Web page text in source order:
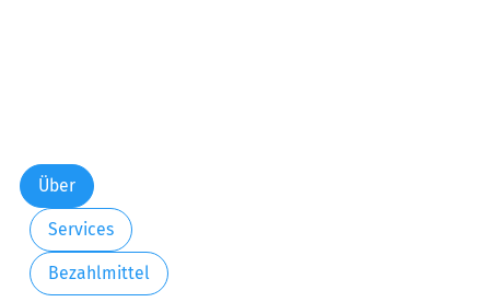
Über
Services
Bezahlmittel